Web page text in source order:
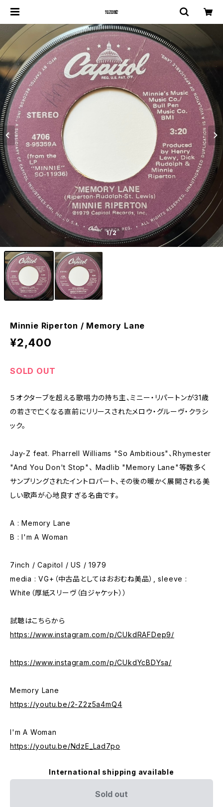
1/2
Minnie Riperton / Memory Lane
¥2,400
SOLD OUT
５オクターブを超える歌唱力の持ち主、ミニー・リパートンが31歳
の若さで亡くなる直前にリリースされたメロウ・グルーヴ・クラシ
ック。
Jay-Z feat. Pharrell Williams "So Ambitious"、Rhymester
"And You Don't Stop"、 Madlib "Memory Lane"等数多く
サンプリングされたイントロパート、その後の暖かく展開される美
しい歌声が心地良すぎる名曲です。
A : Memory Lane
B : I'm A Woman
7inch / Capitol / US / 1979
media : VG+（中古品としてはおおむね美品）, sleeve :
White（厚紙スリーヴ（白ジャケット））
試聴はこちらから
https://www.instagram.com/p/CUkdRAFDep9/
https://www.instagram.com/p/CUkdYcBDYsa/
Memory Lane
https://youtu.be/2-Z2z5a4mQ4
I'm A Woman
https://youtu.be/NdzE_Lad7po
International shipping available
Sold out